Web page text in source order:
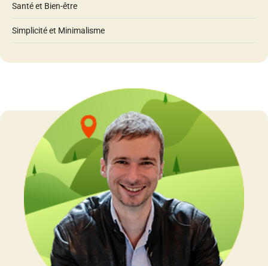
Santé et Bien-être
Simplicité et Minimalisme